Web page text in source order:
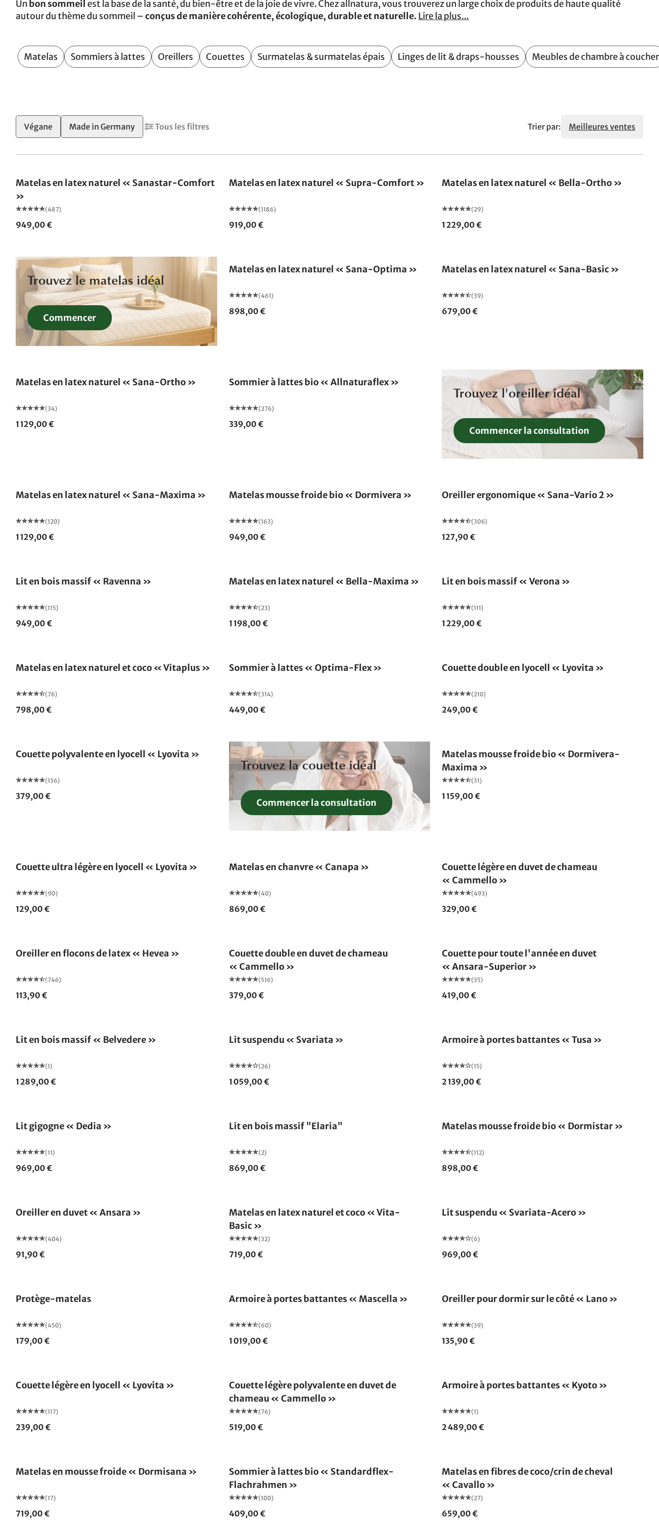
Un bon sommeil est la base de la santé, du bien-être et de la joie de vivre. Chez allnatura, vous trouverez un large choix de produits de haute qualité
autour du thème du sommeil –conçus de manière cohérente, écologique, durable et naturelle. Lire la plus...
Matelas Sommiers à lattes Oreillers Couettes Surmatelas & surmatelas épais Linges de lit & draps-housses Meubles de chambre à coucher
Végane Made in Germany Tous les filtres Trier par: Meilleures ventes
Matelas en latex naturel « Sanastar-Comfort
»
(487)
949,00 €
Matelas en latex naturel « Supra-Comfort »
(1186)
919,00 €
Matelas en latex naturel « Bella-Ortho »
(29)
1 229,00 €
Trouvez le matelas idéal
Commencer
Matelas en latex naturel « Sana-Optima »
(461)
898,00 €
Matelas en latex naturel « Sana-Basic »
(39)
679,00 €
Matelas en latex naturel « Sana-Ortho »
(34)
1 129,00 €
Sommier à lattes bio « Allnaturaflex »
(276)
339,00 €
Trouvez l'oreiller idéal
Commencer la consultation
Matelas en latex naturel « Sana-Maxima »
(120)
1 129,00 €
Matelas mousse froide bio « Dormivera »
(163)
949,00 €
Oreiller ergonomique « Sana-Vario 2 »
(306)
127,90 €
Lit en bois massif « Ravenna »
(115)
949,00 €
Matelas en latex naturel « Bella-Maxima »
(23)
1 198,00 €
Lit en bois massif « Verona »
(111)
1 229,00 €
Matelas en latex naturel et coco « Vitaplus »
(76)
798,00 €
Sommier à lattes « Optima-Flex »
(314)
449,00 €
Couette double en lyocell « Lyovita »
(210)
249,00 €
Couette polyvalente en lyocell « Lyovita »
(136)
379,00 €
Trouvez la couette idéal
Commencer la consultation
Matelas mousse froide bio « Dormivera-
Maxima »
(31)
1 159,00 €
Couette ultra légère en lyocell « Lyovita »
(90)
129,00 €
Matelas en chanvre « Canapa »
(40)
869,00 €
Couette légère en duvet de chameau
« Cammello »
(493)
329,00 €
Oreiller en flocons de latex « Hevea »
(746)
113,90 €
Couette double en duvet de chameau
« Cammello »
(516)
379,00 €
Couette pour toute l'année en duvet
« Ansara-Superior »
(35)
419,00 €
Lit en bois massif « Belvedere »
(1)
1 289,00 €
Lit suspendu « Svariata »
(26)
1 059,00 €
Armoire à portes battantes « Tusa »
(15)
2 139,00 €
Lit gigogne « Dedia »
(11)
969,00 €
Lit en bois massif "Elaria"
(2)
869,00 €
Matelas mousse froide bio « Dormistar »
(112)
898,00 €
Oreiller en duvet « Ansara »
(404)
91,90 €
Matelas en latex naturel et coco « Vita-
Basic »
(32)
719,00 €
Lit suspendu « Svariata-Acero »
(6)
969,00 €
Protège-matelas
(450)
179,00 €
Armoire à portes battantes « Mascella »
(60)
1 019,00 €
Oreiller pour dormir sur le côté « Lano »
(39)
135,90 €
Couette légère en lyocell « Lyovita »
(117)
239,00 €
Couette légère polyvalente en duvet de
chameau « Cammello »
(76)
519,00 €
Armoire à portes battantes « Kyoto »
(1)
2 489,00 €
Matelas en mousse froide « Dormisana »
(17)
719,00 €
Sommier à lattes bio « Standardflex-
Flachrahmen »
(100)
409,00 €
Matelas en fibres de coco/crin de cheval
« Cavallo »
(27)
659,00 €